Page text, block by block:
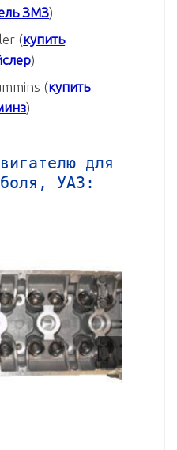
ЗМЗ)
(купить
)
(купить
)
для
УАЗ: